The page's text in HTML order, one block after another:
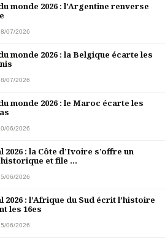
monde 2026 : l’Argentine renverse
07/2026
monde 2026 : la Belgique écarte les
07/2026
monde 2026 : le Maroc écarte les
06/2026
2026 : la Côte d’Ivoire s’offre un
et file ...
06/2026
2026 : l’Afrique du Sud écrit l’histoire
les 16es
06/2026